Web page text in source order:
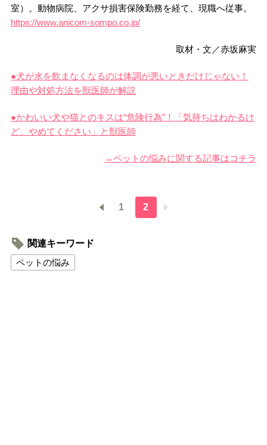
室）。動物病院、アクサ損害保険勤務を経て、現職へ従事。
https://www.anicom-sompo.co.jp/
取材・文／赤坂麻実
●犬が水を飲まなくなるのは体調が悪いときだけじゃない！
理由や対処方法を獣医師が解説
●かわいい犬や猫とのキスは“危険行為”！「気持ちはわかるけ
ど、やめてください」と獣医師
→ペットの悩みに関する記事はコチラ
1 2
関連キーワード
ペットの悩み